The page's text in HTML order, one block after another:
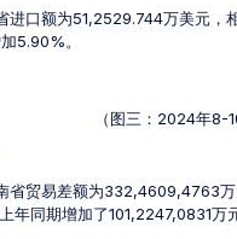
进口额为51,2529.744万美元
5.90%。
（图三：2024年8-
省贸易差额为332,4609,4763
同期增加了101,2247,0831万